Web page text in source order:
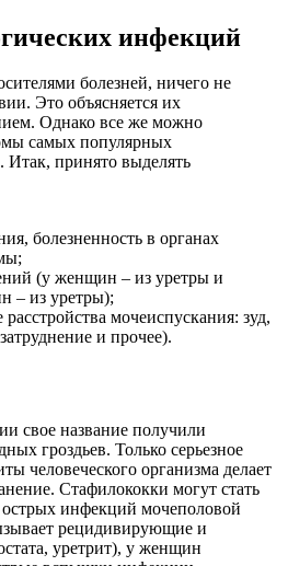
инфекций
болезней, ничего не
Это объясняется их
Однако все же можно
самых популярных
Итак, принято выделять
болезненность в органах
(у женщин – из уретры и
– из уретры);
мочеиспускания: зуд,
и прочее).
свое название получили
гроздьев. Только серьезное
человеческого организма делает
Стафилококки могут стать
инфекций мочеполовой
рецидивирующие и
уретрит), у женщин